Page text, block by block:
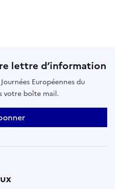
lettre d’information
Européennes du
votre boîte mail.